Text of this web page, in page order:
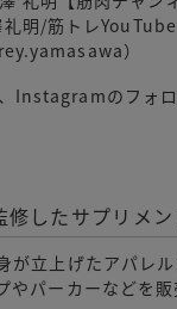
明/筋トレ
）
Instagramのフォロ
修したサプリメ
が立上げたアパレル
やパーカーなどを販